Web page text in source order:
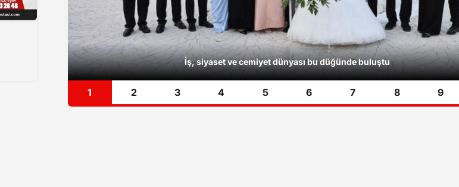
İş, siyaset ve cemiyet dünyası bu düğünde buluştu
1 2 3 4 5 6 7 8 9